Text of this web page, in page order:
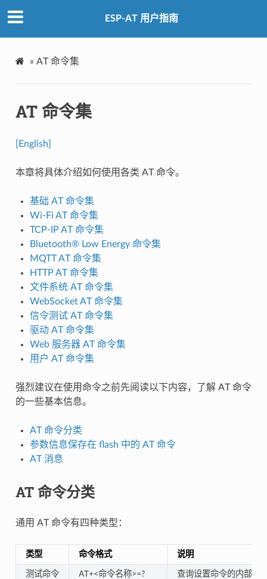
ESP-AT 用户指南
» AT 命令集
AT 命令集
[English]
本章将具体介绍如何使用各类 AT 命令。
基础 AT 命令集
Wi-Fi AT 命令集
TCP-IP AT 命令集
Bluetooth® Low Energy 命令集
MQTT AT 命令集
HTTP AT 命令集
文件系统 AT 命令集
WebSocket AT 命令集
信令测试 AT 命令集
驱动 AT 命令集
Web 服务器 AT 命令集
用户 AT 命令集
强烈建议在使用命令之前先阅读以下内容，了解 AT 命令
的一些基本信息。
AT 命令分类
参数信息保存在 flash 中的 AT 命令
AT 消息
AT 命令分类
通用 AT 命令有四种类型：
类型 命令格式 说明
测试命令 AT+<命令名称>=? 查询设置命令的内部参